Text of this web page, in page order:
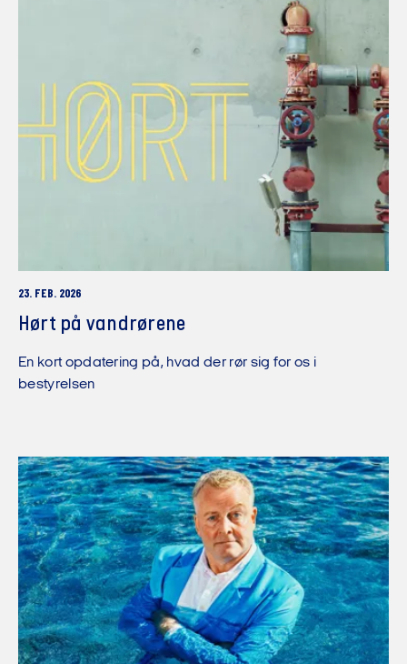
23. FEB. 2026
Hørt på vandrørene
En kort opdatering på, hvad der rør sig for os i
bestyrelsen